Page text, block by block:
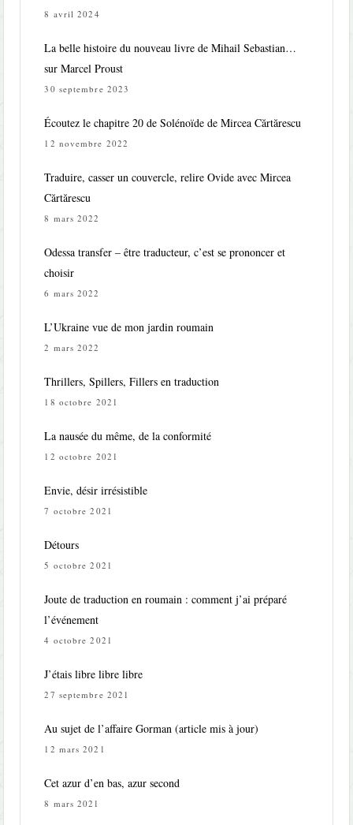
8 avril 2024
La belle histoire du nouveau livre de Mihail Sebastian…
sur Marcel Proust
30 septembre 2023
Écoutez le chapitre 20 de Solénoïde de Mircea Cărtărescu
12 novembre 2022
Traduire, casser un couvercle, relire Ovide avec Mircea
Cărtărescu
8 mars 2022
Odessa transfer – être traducteur, c’est se prononcer et
choisir
6 mars 2022
L’Ukraine vue de mon jardin roumain
2 mars 2022
Thrillers, Spillers, Fillers en traduction
18 octobre 2021
La nausée du même, de la conformité
12 octobre 2021
Envie, désir irrésistible
7 octobre 2021
Détours
5 octobre 2021
Joute de traduction en roumain : comment j’ai préparé
l’événement
4 octobre 2021
J’étais libre libre libre
27 septembre 2021
Au sujet de l’affaire Gorman (article mis à jour)
12 mars 2021
Cet azur d’en bas, azur second
8 mars 2021